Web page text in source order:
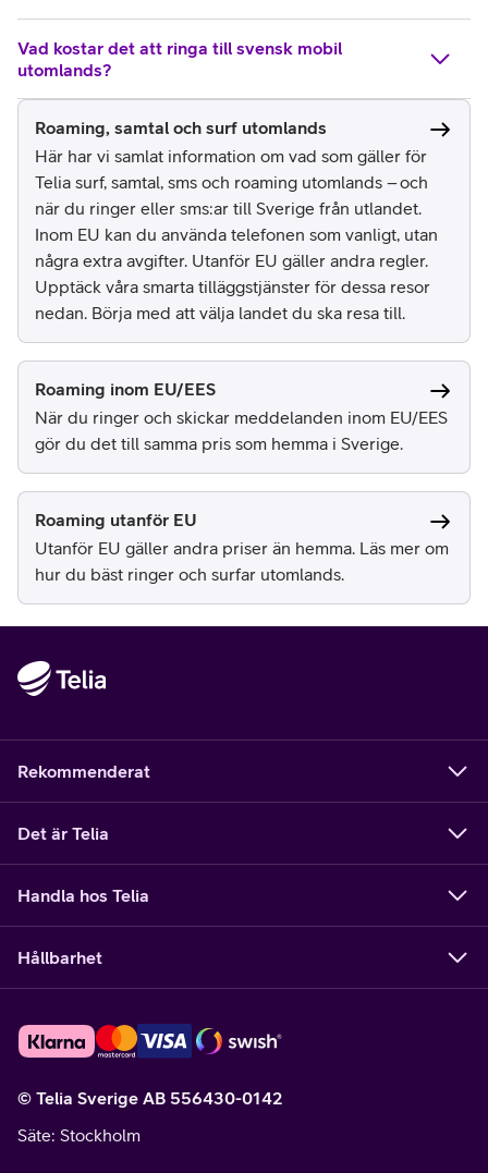
Vad kostar det att ringa till svensk mobil
utomlands?
Roaming, samtal och surf utomlands
Här har vi samlat information om vad som gäller för
Telia surf, samtal, sms och roaming utomlands – och
när du ringer eller sms:ar till Sverige från utlandet.
Inom EU kan du använda telefonen som vanligt, utan
några extra avgifter. Utanför EU gäller andra regler.
Upptäck våra smarta tilläggstjänster för dessa resor
nedan. Börja med att välja landet du ska resa till.
Roaming inom EU/EES
När du ringer och skickar meddelanden inom EU/EES
gör du det till samma pris som hemma i Sverige.
Roaming utanför EU
Utanför EU gäller andra priser än hemma. Läs mer om
hur du bäst ringer och surfar utomlands.
Rekommenderat
Det är Telia
Handla hos Telia
Hållbarhet
© Telia Sverige AB 556430-0142
Säte: Stockholm